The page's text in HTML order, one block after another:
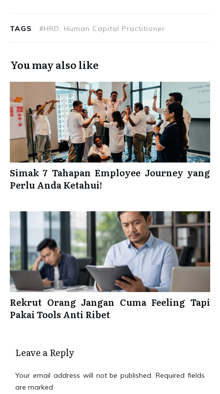
TAGS #HRD, Human Capital Practitioner
You may also like
Simak 7 Tahapan Employee Journey yang
Perlu Anda Ketahui!
Rekrut Orang Jangan Cuma Feeling Tapi
Pakai Tools Anti Ribet
Leave a Reply
Your email address will not be published. Required fields
are marked